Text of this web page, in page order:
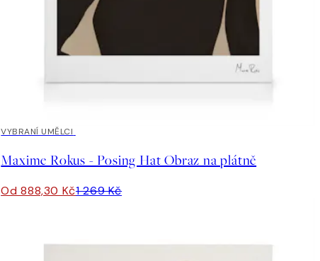
30%*
VYBRANÍ UMĚLCI
Maxime Rokus - Posing Hat Obraz na plátně
Od 888,30 Kč1 269 Kč